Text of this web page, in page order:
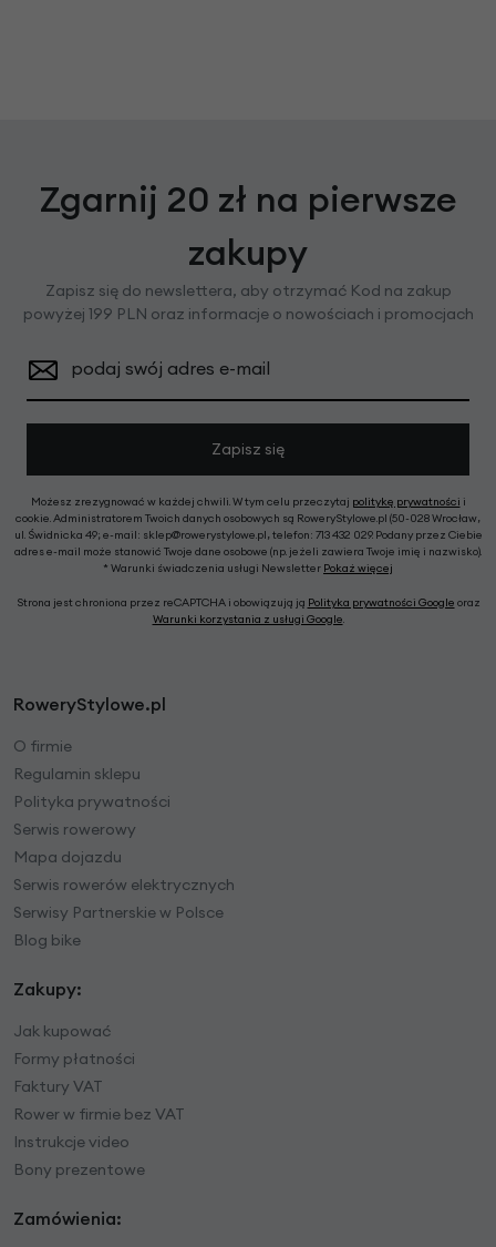
Zgarnij 20 zł na pierwsze
zakupy
Zapisz się do newslettera, aby otrzymać Kod na zakup
powyżej 199 PLN oraz informacje o nowościach i promocjach
podaj swój adres e-mail
Zapisz się
Możesz zrezygnować w każdej chwili. W tym celu przeczytaj politykę prywatności i
cookie. Administratorem Twoich danych osobowych są RoweryStylowe.pl (50-028 Wrocław,
ul. Świdnicka 49; e-mail: sklep@rowerystylowe.pl, telefon: 713 432 029. Podany przez Ciebie
adres e-mail może stanowić Twoje dane osobowe (np. jeżeli zawiera Twoje imię i nazwisko).
* Warunki świadczenia usługi Newsletter Pokaż więcej
Strona jest chroniona przez reCAPTCHA i obowiązują ją Polityka prywatności Google oraz
Warunki korzystania z usługi Google.
RoweryStylowe.pl
O firmie
Regulamin sklepu
Polityka prywatności
Serwis rowerowy
Mapa dojazdu
Serwis rowerów elektrycznych
Serwisy Partnerskie w Polsce
Blog bike
Zakupy:
Jak kupować
Formy płatności
Faktury VAT
Rower w firmie bez VAT
Instrukcje video
Bony prezentowe
Zamówienia: